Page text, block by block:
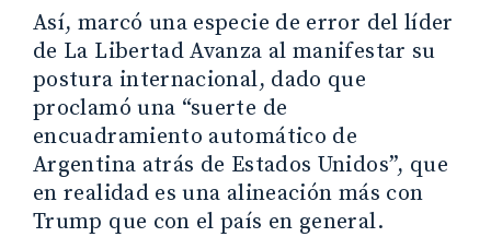
Así, marcó una especie de error del líder
de La Libertad Avanza al manifestar su
postura internacional, dado que
proclamó una “suerte de
encuadramiento automático de
Argentina atrás de Estados Unidos”, que
en realidad es una alineación más con
Trump que con el país en general.